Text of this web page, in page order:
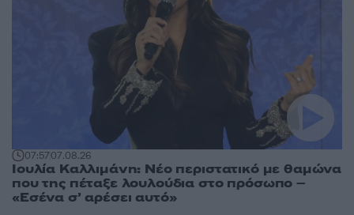
07:5707.08.26
Ιουλία Καλλιμάνη: Νέο περιστατικό με θαμώνα
που της πέταξε λουλούδια στο πρόσωπο –
«Εσένα σ’ αρέσει αυτό»